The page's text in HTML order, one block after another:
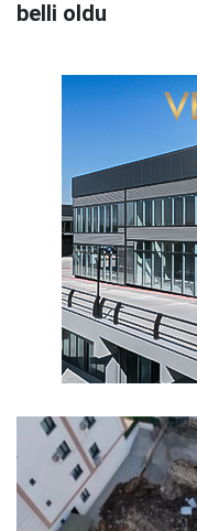
belli oldu